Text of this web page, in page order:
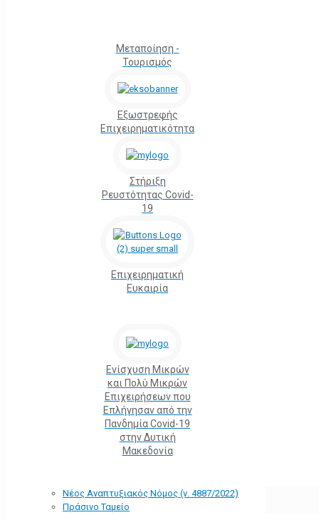
Μεταποίηση -
Τουρισμός
Εξωστρεφής
Επιχειρηματικότητα
Στήριξη
Ρευστότητας Covid-
19
Επιχειρηματική
Ευκαιρία
Ενίσχυση Μικρών
και Πολύ Μικρών
Επιχειρήσεων που
Επλήγησαν από την
Πανδημία Covid-19
στην Δυτική
Μακεδονία
Νέος Αναπτυξιακός Νόμος (ν. 4887/2022)
Πράσινο Ταμείο